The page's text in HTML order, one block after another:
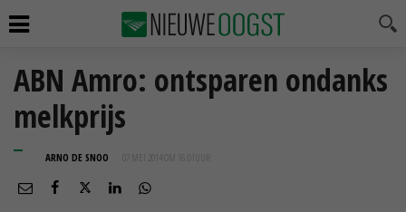
ABN Amro: ontsparen ondanks
melkprijs
ARNO DE SNOO 07 MEI 2014 OM 16:01